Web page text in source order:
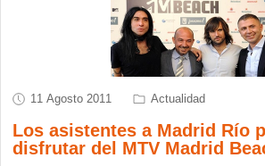
11 Agosto 2011 Actualidad
Los asistentes a Madrid Río
disfrutar del MTV Madrid